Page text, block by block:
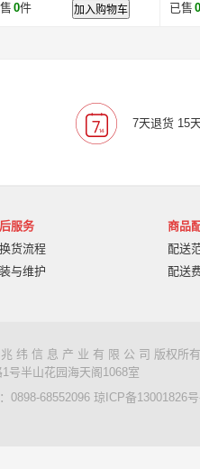
富山/TOMAYA
爱维达/EVADA
上海易教
立象/ARGOX
美松达/MAXSOUND
柏克
中科
0件 加入购物车
已售 0
7天退货 15
服务
货流程
与维护
商品
配送
配送
纬 信 息 产 业 有 限 公 司 版权所
号半山花园海天阁1068室
0898-68552096 琼ICP备13001826